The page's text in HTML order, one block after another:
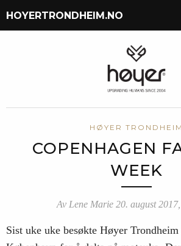
HOYERTRONDHEIM.NO
HØYER TRONDHEIM
COPENHAGEN
WEEK
Av Lene Marie 20. august
Sist uke uke besøkte Høyer